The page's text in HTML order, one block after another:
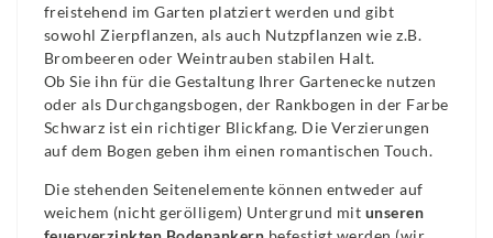
freistehend im Garten platziert werden und gibt
sowohl Zierpflanzen, als auch Nutzpflanzen wie z.B.
Brombeeren oder Weintrauben stabilen Halt.
Ob Sie ihn für die Gestaltung Ihrer Gartenecke nutzen
oder als Durchgangsbogen, der Rankbogen in der Farbe
Schwarz ist ein richtiger Blickfang. Die Verzierungen
auf dem Bogen geben ihm einen romantischen Touch.
Die stehenden Seitenelemente können entweder auf
weichem (nicht gerölligem) Untergrund mit unseren